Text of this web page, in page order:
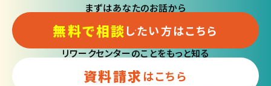
まずはあなたのお話から
無料で相談したい方はこちら
リワークセンターのことをもっと知る
資料請求はこちら